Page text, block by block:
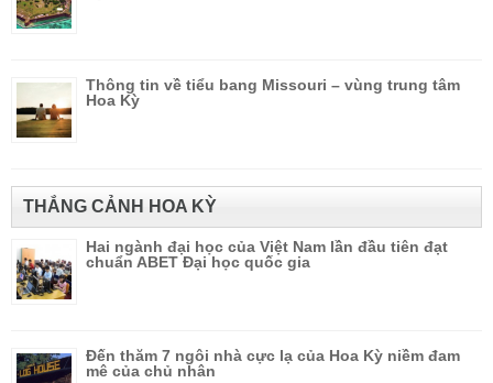
Thông tin về tiểu bang Missouri – vùng trung tâm
Hoa Kỳ
THẮNG CẢNH HOA KỲ
Hai ngành đại học của Việt Nam lần đầu tiên đạt
chuẩn ABET Đại học quốc gia
Đến thăm 7 ngôi nhà cực lạ của Hoa Kỳ niềm đam
mê của chủ nhân